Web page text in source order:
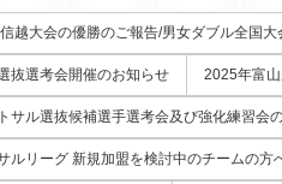
越大会の優勝のご報告/男女ダブル全国
抜選考会開催のお知らせ 2025年富
サル選抜候補選手選考会及び強化練習会
ルリーグ 新規加盟を検討中のチームの方